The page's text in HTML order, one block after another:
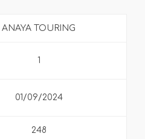
ANAYA TOURING
1
01/09/2024
248